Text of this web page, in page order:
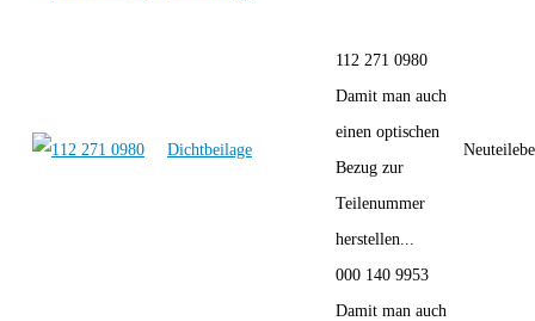
Dichtbeilage
112 271 0980
Damit man auch
einen optischen
Bezug zur
Teilenummer
herstellen...
000 140 9953
Damit man auch